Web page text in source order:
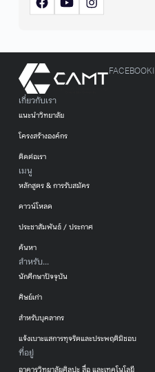
เกี่ยวกับเรา
แนะนำวิทยาลัย
โครงสร้างองค์กร
ติดต่อเรา
เมนู
หลักสูตร & การรับสมัคร
ดาวน์โหลด
ประชาสัมพันธ์ / ประกาศ
ค้นหา
สำหรับ...
นักศึกษาปัจจุบัน
ศิษย์เก่า
สำหรับบุคลากร
แจ้งเบาะแสการทุจริตและประพฤติมิชอบ
ที่อยู่
FACEBOOK